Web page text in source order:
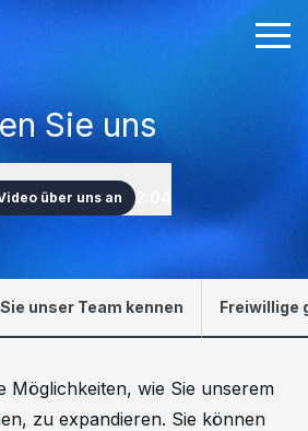
Sie uns
über uns an
unser Team kennen Freiwillige
Möglichkeiten, wie Sie unserem
zu expandieren. Sie können